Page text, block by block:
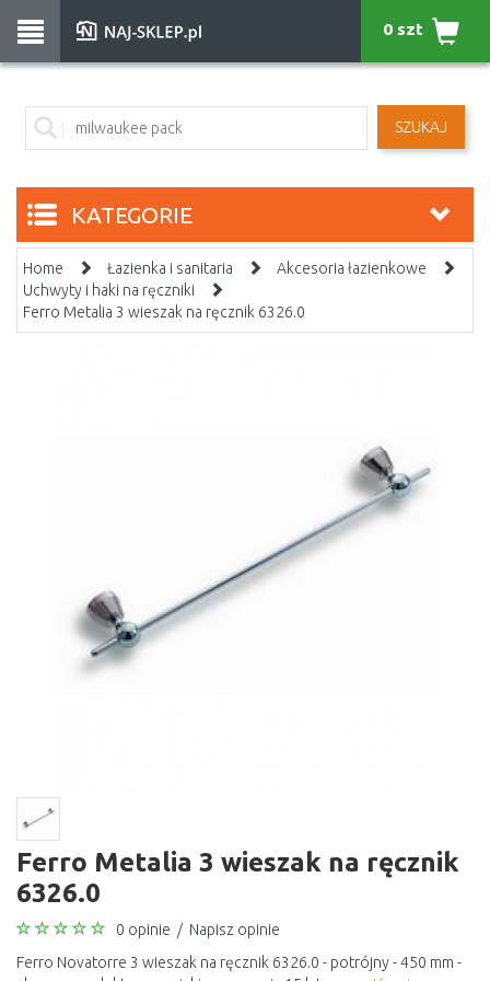
SZUKAJ
0 szt
KATEGORIE
Home Łazienka i sanitaria
Akcesoria łazienkowe
Uchwyty i haki na ręczniki
Ferro Metalia 3 wieszak na ręcznik 6326.0
Ferro Metalia 3 wieszak na ręcznik
6326.0
0 opinie / Napisz opinie
Ferro Novatorre 3 wieszak na ręcznik 6326.0 - potrójny - 450 mm -